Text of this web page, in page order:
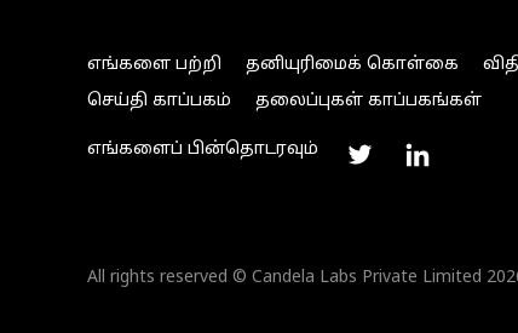
எங்களை பற்றி தனியுரிமைக் கொள்கை
செய்தி காப்பகம்
தலைப்புகள் காப்பகங்கள்
எங்களைப் பின்தொடரவும்
All rights reserved © Candela Labs Private Limited